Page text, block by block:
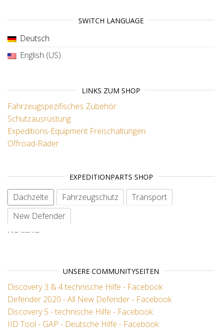
SWITCH LANGUAGE
Deutsch
English (US)
LINKS ZUM SHOP
Fahrzeugspezifisches Zubehör
Schutzausrüstung
Expeditions-Equipment Freischaltungen
Offroad-Räder
EXPEDITIONPARTS SHOP
Dachzelte Fahrzeugschutz
Transport
New Defender
UNSERE COMMUNITYSEITEN
Discovery 3 & 4 technische Hilfe - Facebook
Defender 2020 - All New Defender - Facebook
Discovery 5 - technische Hilfe - Facebook
IID Tool - GAP - Deutsche Hilfe - Facebook